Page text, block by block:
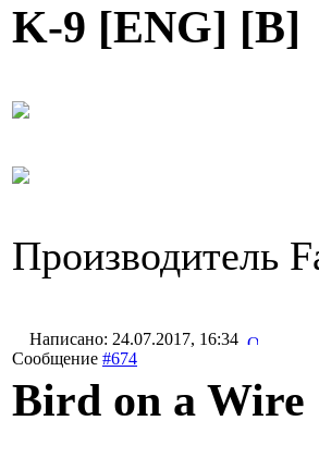
K-9 [ENG] [В]
Производитель
Написано: 24.07.2017, 16:34
Сообщение #674
Bird on a